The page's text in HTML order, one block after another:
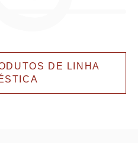
DE LINHA